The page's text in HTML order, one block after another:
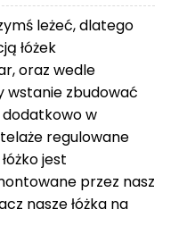
leżeć, dlatego
łóżek
oraz wedle
wstanie zbudować
dodatkowo w
regulowane
jest
przez nasz
naszełóżka na